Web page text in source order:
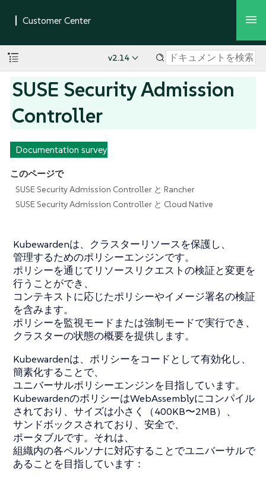
v2.14
SUSE Security Admission
Controller
Documentation survey
このページで
SUSE Security Admission Controller と Rancher
SUSE Security Admission Controller と Cloud Native
Kubewardenは、クラスターリソースを保護し、
管理するためのポリシーエンジンです。
ポリシーを通じてリソースリクエストの検証と変更を
行うことができ、
コンテキストに応じたポリシーやイメージ署名の検証
を含みます。
ポリシーを監視モードまたは強制モードで実行でき、
クラスターの状態の概要を提供します。
Kubewardenは、ポリシーをコードとして有効化し、
簡素化することで、
ユニバーサルポリシーエンジンを目指しています。
KubewardenのポリシーはWebAssemblyにコンパイル
されており、サイズは小さく（400KB〜2MB）、
サンドボックスされており、安全で、
ポータブルです。それは、
組織内の各ペルソナに対応することでユニバーサルで
あることを目指しています：